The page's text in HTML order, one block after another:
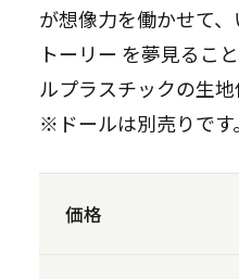
が想像力を働かせて
トーリー を夢見るこ
ルプラスチックの生地
※ドールは別売りです。
価格